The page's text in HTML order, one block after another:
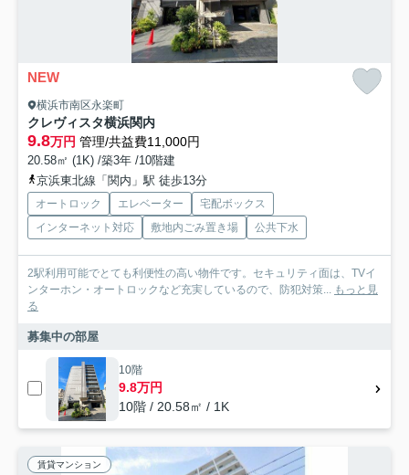
NEW
横浜市南区永楽町
クレヴィスタ横浜関内
9.8万円 管理/共益費11,000円
20.58㎡ (1K) /築3年 /10階建
京浜東北線「関内」駅 徒歩13分
オートロック エレベーター
宅配ボックス
インターネット対応
敷地内ごみ置き場 公共下水
2駅利用可能でとても利便性の高い物件です。セキュリティ面は、TVイ
ンターホン・オートロックなど充実しているので、防犯対策...
もっと見
る
募集中の部屋
10階
9.8万円
10階 / 20.58㎡ / 1K
賃貸マンション